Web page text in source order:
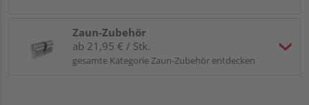
Zaun-Zubehör
ab 21,95 € / Stk.
gesamte Kategorie Zaun-Zubehör entdecken